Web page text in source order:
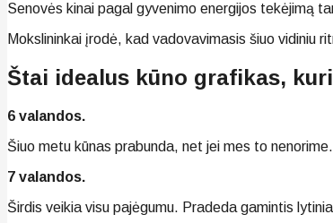
Senovės kinai pagal gyvenimo energijos tekėjimą
Mokslininkai įrodė, kad vadovavimasis šiuo vidiniu
Štai idealus kūno grafikas,
6 valandos.
Šiuo metu kūnas prabunda, net jei mes to
7 valandos.
Širdis veikia visu pajėgumu. Pradeda gamintis